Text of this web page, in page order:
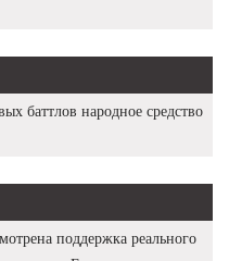
баттлов народное средство
поддержка реального